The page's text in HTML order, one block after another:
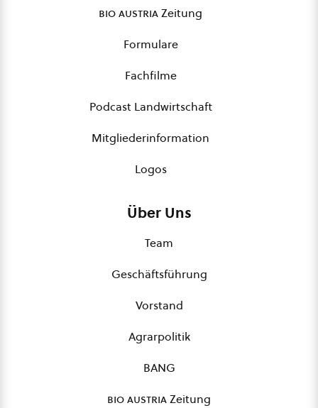
bio austriaZeitung
Formulare
Fachfilme
Podcast Landwirtschaft
Mitgliederinformation
Logos
Über Uns
Team
Geschäftsführung
Vorstand
Agrarpolitik
BANG
bio austriaZeitung